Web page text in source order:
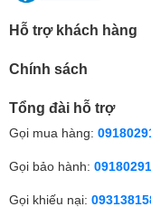
Hỗ trợ khách hàng
Chính sách
Tổng đài hỗ trợ
Gọi mua hàng:
Gọi bảo hành:
Gọi khiếu nại: